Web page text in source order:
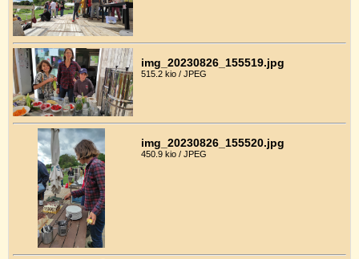
img_20230826_155519.jpg
515.2 kio / JPEG
img_20230826_155520.jpg
450.9 kio / JPEG